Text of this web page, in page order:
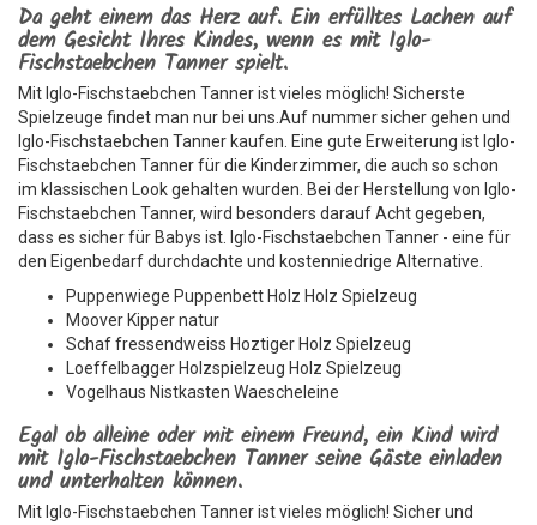
Da geht einem das Herz auf. Ein erfülltes Lachen auf
dem Gesicht Ihres Kindes, wenn es mit Iglo-
Fischstaebchen Tanner spielt.
Mit Iglo-Fischstaebchen Tanner ist vieles möglich! Sicherste
Spielzeuge findet man nur bei uns.Auf nummer sicher gehen und
Iglo-Fischstaebchen Tanner kaufen. Eine gute Erweiterung ist Iglo-
Fischstaebchen Tanner für die Kinderzimmer, die auch so schon
im klassischen Look gehalten wurden. Bei der Herstellung von Iglo-
Fischstaebchen Tanner, wird besonders darauf Acht gegeben,
dass es sicher für Babys ist. Iglo-Fischstaebchen Tanner - eine für
den Eigenbedarf durchdachte und kostenniedrige Alternative.
Puppenwiege Puppenbett Holz Holz Spielzeug
Moover Kipper natur
Schaf fressendweiss Hoztiger Holz Spielzeug
Loeffelbagger Holzspielzeug Holz Spielzeug
Vogelhaus Nistkasten Waescheleine
Egal ob alleine oder mit einem Freund, ein Kind wird
mit Iglo-Fischstaebchen Tanner seine Gäste einladen
und unterhalten können.
Mit Iglo-Fischstaebchen Tanner ist vieles möglich! Sicher und